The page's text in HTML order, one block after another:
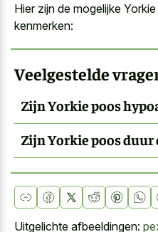
Hier zijn de mogelijke
kenmerken:
Veelgestelde
Zijn Yorkie poos
Zijn Yorkie poos duur
Uitgelichte afbeeldingen: